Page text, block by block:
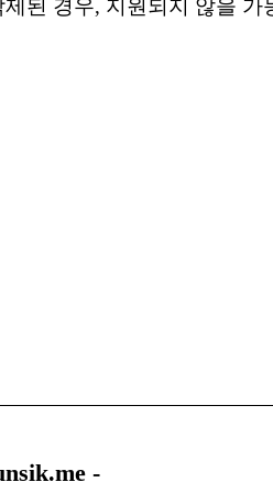
된 경우, 지원되지 않을 가
-